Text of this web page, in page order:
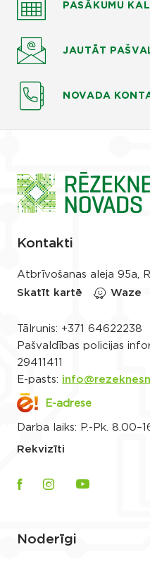
PASĀKUMU
JAUTĀT
NOVADA
Kontakti
Atbrīvošanas aleja 95a,
Skatīt kartē
Waze
Tālrunis: +371 64622238
Pašvaldības policijas
29411411
E-pasts:
E-adrese
Darba laiks: P.-Pk.
Rekvizīti
Noderīgi